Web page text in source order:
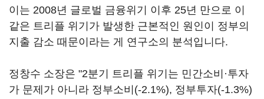
이는 2008년 글로벌 금융위기 이후 25년 만으로 이
같은 트리플 위기가 발생한 근본적인 원인이 정부의
지출 감소 때문이라는 게 연구소의 분석입니다.
정창수 소장은 "2분기 트리플 위기는 민간소비·투자
가 문제가 아니라 정부소비(-2.1%), 정부투자(-1.3%)